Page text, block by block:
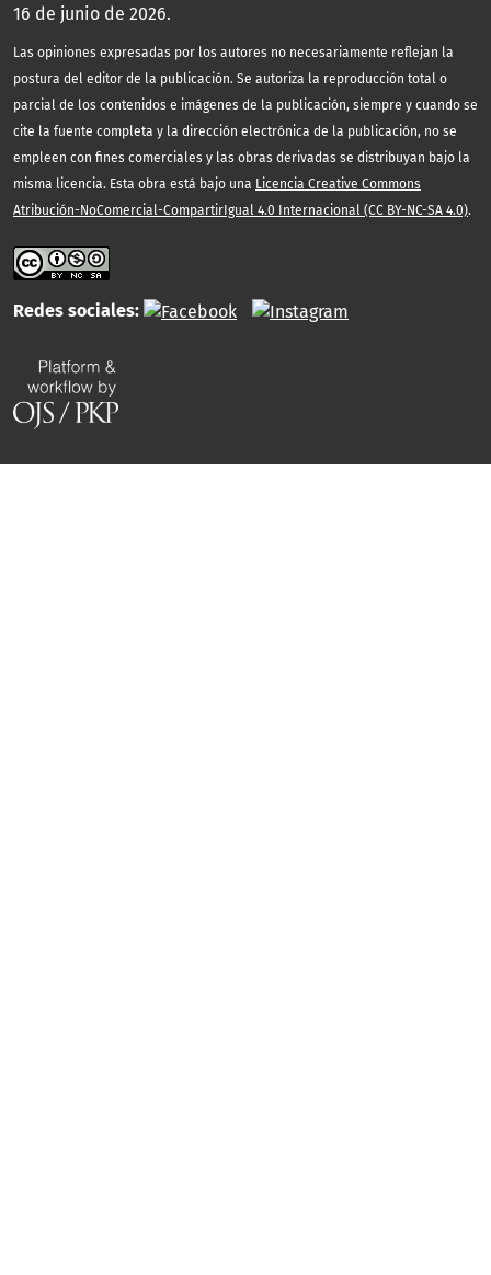
16 de junio de 2026.
Las opiniones expresadas por los autores no necesariamente reflejan la
postura del editor de la publicación. Se autoriza la reproducción total o
parcial de los contenidos e imágenes de la publicación, siempre y cuando se
cite la fuente completa y la dirección electrónica de la publicación, no se
empleen con fines comerciales y las obras derivadas se distribuyan bajo la
misma licencia. Esta obra está bajo una Licencia Creative Commons
Atribución-NoComercial-CompartirIgual 4.0 Internacional (CC BY-NC-SA 4.0).
Redes sociales: